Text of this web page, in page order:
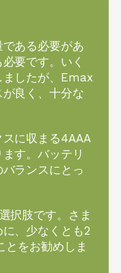
ある必要があ
要です。いく
ましたが、Emax
良く、十分な
に収まる4AAA
す。バッテリ
ランスにとっ
択肢です。さま
、少なくとも2
とをお勧めしま